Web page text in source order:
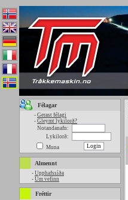
Félagar
- Gerast félagi
- Gleymt lykilorð?
Notandanafn:
Lykilorð:
Muna
Almennt
- Upphafssíða
- Um vefinn
Fréttir